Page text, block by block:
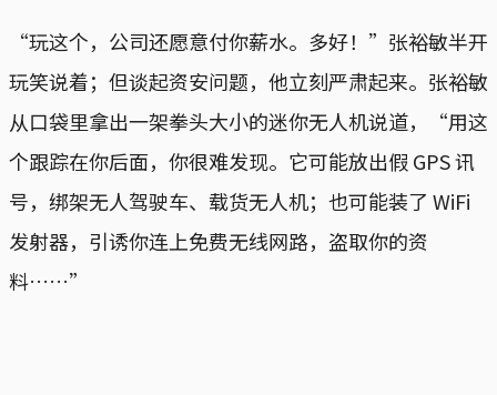
“玩这个，公司还愿意付你薪水。多好！”张裕敏半开
玩笑说着；但谈起资安问题，他立刻严肃起来。张裕敏
从口袋里拿出一架拳头大小的迷你无人机说道，“用这
个跟踪在你后面，你很难发现。它可能放出假 GPS 讯
号，绑架无人驾驶车、载货无人机；也可能装了 WiFi
发射器，引诱你连上免费无线网路，盗取你的资
料……”